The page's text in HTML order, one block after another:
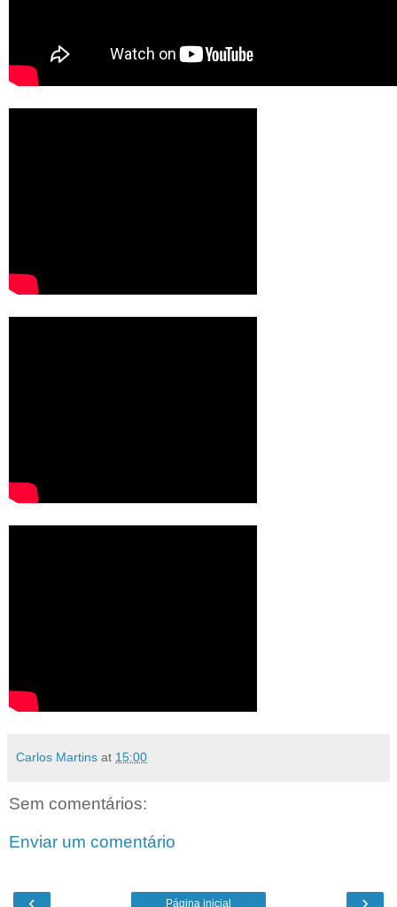
Carlos Martins at 15:00
Sem comentários:
Enviar um comentário
‹ ›
Página inicial